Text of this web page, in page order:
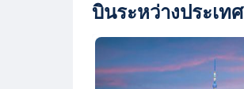
บินระหว่างประเทศ